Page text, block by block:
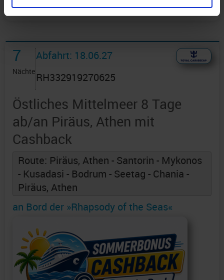
7
Nächte
Abfahrt: 18.06.27
RH332919270625
Östliches Mittelmeer 8 Tage
ab/an Piräus, Athen mit
Cashback
Route: Piräus, Athen - Santorin - Mykonos
- Kusadasi - Bodrum - Seetag - Chania -
Piräus, Athen
an Bord der »Rhapsody of the Seas«